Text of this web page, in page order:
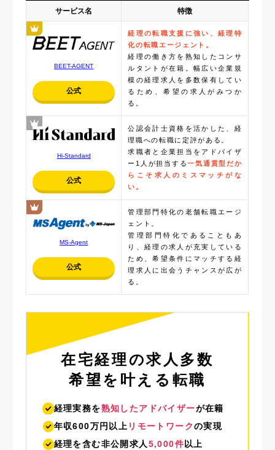
サービス名 特徴
BEET-AGENT
公式
経理の転職支援に強い、経理特
化の転職エージェント。
経理の働き方を熟知したコンサ
ルタントが在籍。幅広い企業規
模の経理求人を多数保有してい
るため、希望の求人がみつか
る。
Hi-Standard
公式
公認会計士資格を活かした、経
理職への転職に定評がある。
求職者と企業担当をアドバイザ
ー1人が担当する一気通貫型だか
らこそ求人のミスマッチがな
い。
MS-Agent
公式
管理部門特化の老舗転職エージ
ェント。
管理部門特化であることもあ
り、経理の求人が充実している
ため、希望条件にマッチする経
理求人に出会うチャンスが広が
る。
在宅経理の求人多数
希望を叶える転職
経理実務を熟知したアドバイザーが在籍
年収600万円以上 リモートワークの実現
経理を含む非公開求人 5,000件 以上